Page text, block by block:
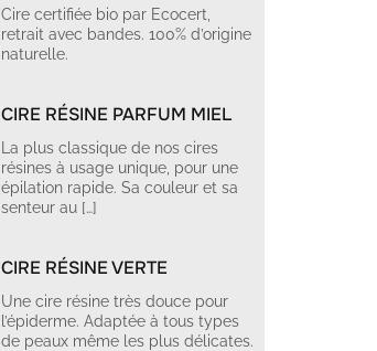
Cire certifiée bio par Ecocert,
retrait avec bandes. 100% d’origine
naturelle.
CIRE RÉSINE PARFUM MIEL
La plus classique de nos cires
résines à usage unique, pour une
épilation rapide. Sa couleur et sa
senteur au […]
CIRE RÉSINE VERTE
Une cire résine très douce pour
l’épiderme. Adaptée à tous types
de peaux même les plus délicates.